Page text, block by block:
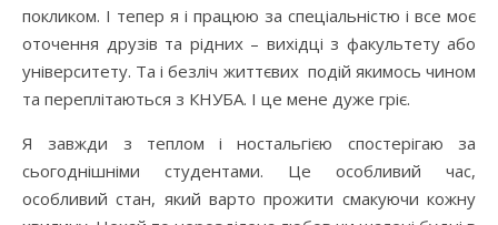
покликом. І тепер я і працюю за спеціальністю і все моє
оточення друзів та рідних – вихідці з факультету або
університету. Та і безліч життєвих подій якимось чином
та переплітаються з КНУБА. І це мене дуже гріє.
Я завжди з теплом і ностальгією спостерігаю за
сьогоднішніми студентами. Це особливий час,
особливий стан, який варто прожити смакуючи кожну